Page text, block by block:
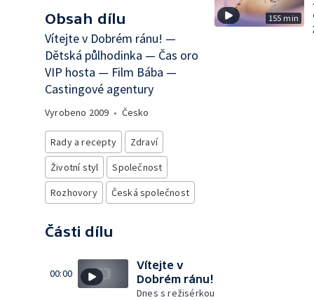
Obsah dílu
Vítejte v Dobrém ránu! —
Dětská půlhodinka — Čas oro
VIP hosta — Film Bába —
Castingové agentury
Vyrobeno 2009 • Česko
Rady a recepty
Zdraví
Životní styl
Společnost
Rozhovory
Česká společnost
Části dílu
00:00
Vítejte v
Dobrém ránu!
Dnes s režisérkou
155 min